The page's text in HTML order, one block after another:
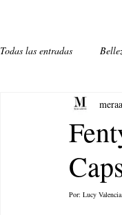
Todas las entradas
Música.
Por: Lucy Valencia.